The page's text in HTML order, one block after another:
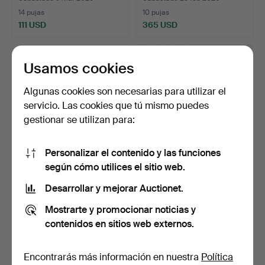
14 pujas
111 USD
10 pujas
365 USD
RELOJ DE BOLSILLO
AMERICANO WALTHAM
7 pujas
85 USD
RELOJ DE BOLSILLO CON
ESFERA ABIERTA SIN L…
4 pujas
50 USD
Usamos cookies
Algunas cookies son necesarias para utilizar el
servicio. Las cookies que tú mismo puedes
gestionar se utilizan para:
Personalizar el contenido y las funciones
según cómo utilices el sitio web.
Desarrollar y mejorar Auctionet.
Mostrarte y promocionar noticias y
contenidos en sitios web externos.
Encontrarás más información en nuestra Política